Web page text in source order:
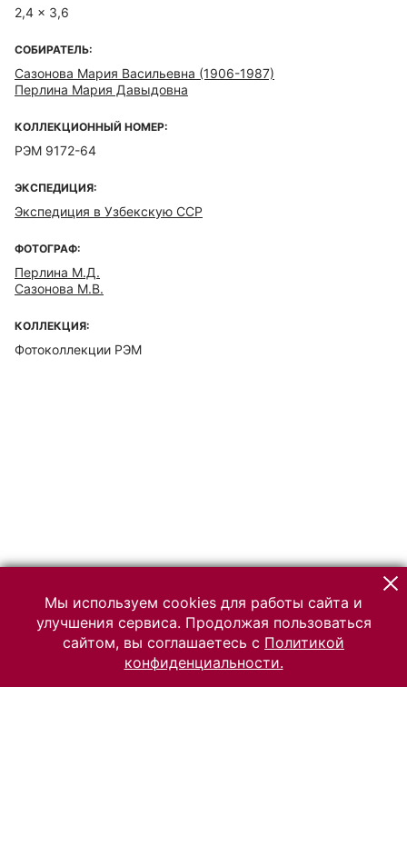
2,4 x 3,6
СОБИРАТЕЛЬ:
Сазонова Мария Васильевна (1906-1987)
Перлина Мария Давыдовна
КОЛЛЕКЦИОННЫЙ НОМЕР:
РЭМ 9172-64
ЭКСПЕДИЦИЯ:
Экспедиция в Узбекскую ССР
ФОТОГРАФ:
Перлина М.Д.
Сазонова М.В.
КОЛЛЕКЦИЯ:
Фотоколлекции РЭМ
Мы используем cookies для работы сайта и
улучшения сервиса. Продолжая пользоваться
сайтом, вы соглашаетесь с Политикой
конфиденциальности.